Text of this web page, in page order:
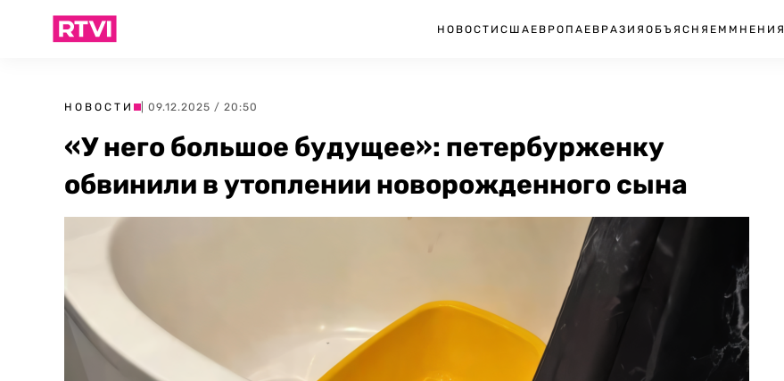
НОВОСТИ США ЕВРОПА ЕВРАЗИЯ ОБЪЯСНЯЕМ МНЕНИЯ
НОВОСТИ | 09.12.2025 / 20:50
«У него большое будущее»: петербурженку
обвинили в утоплении новорожденного сына